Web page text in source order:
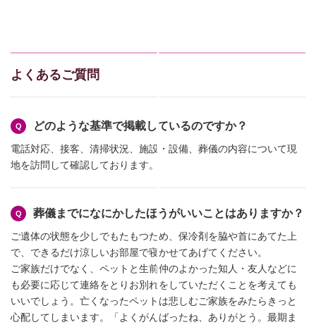
よくあるご質問
どのような基準で掲載しているのですか？
電話対応、接客、清掃状況、施設・設備、葬儀の内容について現
地を訪問して確認しております。
葬儀までになにかしたほうがいいことはありますか？
ご遺体の状態を少しでもたもつため、保冷剤を脇や首にあてた上
で、できるだけ涼しいお部屋で寝かせてあげてください。
ご家族だけでなく、ペットと生前仲のよかった知人・友人などに
も必要に応じて連絡をとりお別れをしていただくことを考えても
いいでしょう。亡くなったペットは悲しむご家族をみたらきっと
心配してしまいます。「よくがんばったね、ありがとう。最期ま